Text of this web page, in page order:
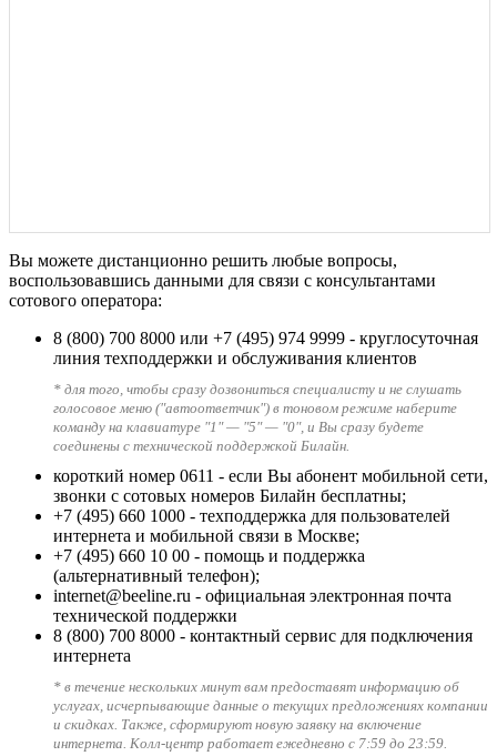
Вы можете дистанционно решить любые вопросы,
воспользовавшись данными для связи с консультантами
сотового оператора:
8 (800) 700 8000 или +7 (495) 974 9999 - круглосуточная
линия техподдержки и обслуживания клиентов
* для того, чтобы сразу дозвониться специалисту и не слушать
голосовое меню ("автоответчик") в тоновом режиме наберите
команду на клавиатуре "1" — "5" — "0", и Вы сразу будете
соединены с технической поддержкой Билайн.
короткий номер 0611 - если Вы абонент мобильной сети,
звонки с сотовых номеров Билайн бесплатны;
+7 (495) 660 1000 - техподдержка для пользователей
интернета и мобильной связи в Москве;
+7 (495) 660 10 00 - помощь и поддержка
(альтернативный телефон);
internet@beeline.ru - официальная электронная почта
технической поддержки
8 (800) 700 8000 - контактный сервис для подключения
интернета
* в течение нескольких минут вам предоставят информацию об
услугах, исчерпывающие данные о текущих предложениях компании
и скидках. Также, сформируют новую заявку на включение
интернета. Колл-центр работает ежедневно с 7:59 до 23:59.